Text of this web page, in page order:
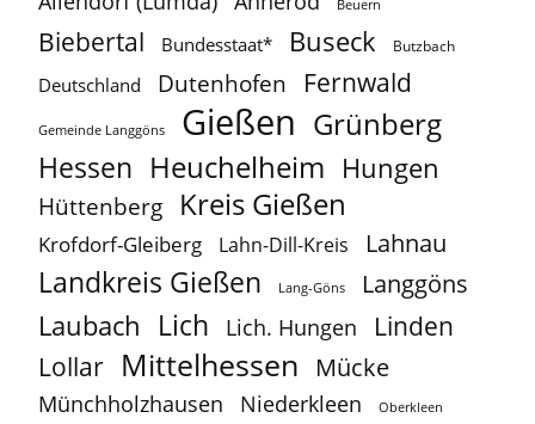
Beuern
Biebertal Bundesstaat* Buseck Butzbach
Deutschland Dutenhofen Fernwald
Gemeinde Langgöns Gießen Grünberg
Hessen Heuchelheim Hungen
Hüttenberg Kreis Gießen
Krofdorf-Gleiberg Lahn-Dill-Kreis Lahnau
Landkreis Gießen Lang-Göns Langgöns
Laubach Lich Lich. Hungen Linden
Lollar Mittelhessen Mücke
Münchholzhausen Niederkleen Oberkleen